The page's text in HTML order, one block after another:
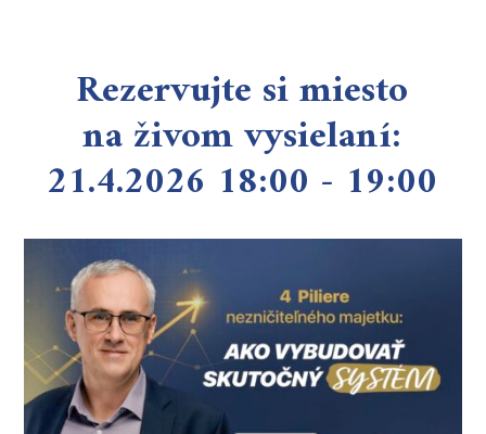
Rezervujte si miesto
na živom vysielaní:
21.4.2026 18:00 - 19:00